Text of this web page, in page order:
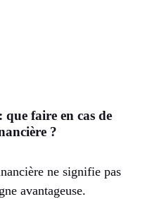
faire en cas de
?
ne signifie pas
avantageuse.